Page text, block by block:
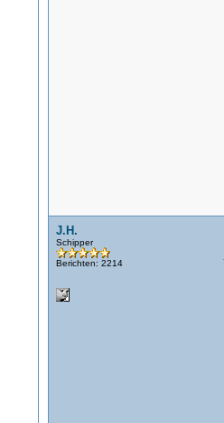
J.H.
Schipper
Berichten: 2214